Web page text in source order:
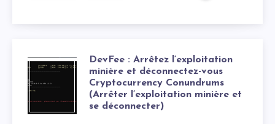
DevFee : Arrêtez l’exploitation
minière et déconnectez-vous
Cryptocurrency Conundrums
(Arrêter l’exploitation minière et
se déconnecter)